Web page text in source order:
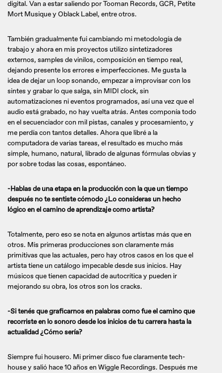
digital. Van a estar saliendo por Tooman Records, GCR, Petite
Mort Musique y Oblack Label, entre otros.
También gradualmente fui cambiando mi metodología de
trabajo y ahora en mis proyectos utilizo sintetizadores
externos, samples de vinilos, composición en tiempo real,
dejando presente los errores e imperfecciones. Me gusta la
idea de dejar un loop sonando, empezar a improvisar con los
sintes y grabar lo que salga, sin MIDI clock, sin
automatizaciones ni eventos programados, así una vez que el
audio está grabado, no hay vuelta atrás. Antes componía todo
en el secuenciador con mil pistas, canales y procesamiento, y
me perdía con tantos detalles. Ahora que libré a la
computadora de varias tareas, el resultado es mucho más
simple, humano, natural, librado de algunas fórmulas obvias y
por sobre todas las cosas, espontáneo.
-Hablas de una etapa en la producción con la que un tiempo
después no te sentiste cómodo ¿Lo consideras un hecho
lógico en el camino de aprendizaje como artista?
Totalmente, pero eso se nota en algunos artistas más que en
otros. Mis primeras producciones son claramente más
primitivas que las actuales, pero hay otros casos en los que el
artista tiene un catálogo impecable desde sus inicios. Hay
músicos que tienen capacidad de autocrítica y pueden ir
mejorando su obra, los otros son los cracks.
-Si tenés que graficarnos en palabras como fue el camino que
recorriste en lo sonoro desde los inicios de tu carrera hasta la
actualidad ¿Cómo sería?
Siempre fui housero. Mi primer disco fue claramente tech-
house y salió hace 10 años en Wiggle Recordings. Después me